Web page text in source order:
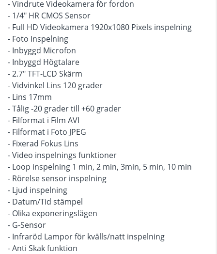
- Vindrute Videokamera för fordon
- 1/4" HR CMOS Sensor
- Full HD Videokamera 1920x1080 Pixels inspelning
- Foto Inspelning
- Inbyggd Microfon
- Inbyggd Högtalare
- 2.7" TFT-LCD Skärm
- Vidvinkel Lins 120 grader
- Lins 17mm
- Tålig -20 grader till +60 grader
- Filformat i Film AVI
- Filformat i Foto JPEG
- Fixerad Fokus Lins
- Video inspelnings funktioner
- Loop inspelning 1 min, 2 min, 3min, 5 min, 10 min
- Rörelse sensor inspelning
- Ljud inspelning
- Datum/Tid stämpel
- Olika exponeringslägen
- G-Sensor
- Infraröd Lampor för kvälls/natt inspelning
- Anti Skak funktion